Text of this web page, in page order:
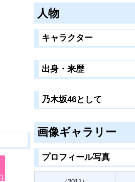
人物
キャラクター
出身・来歴
乃木坂46として
画像ギャラリー
プロフィール写真